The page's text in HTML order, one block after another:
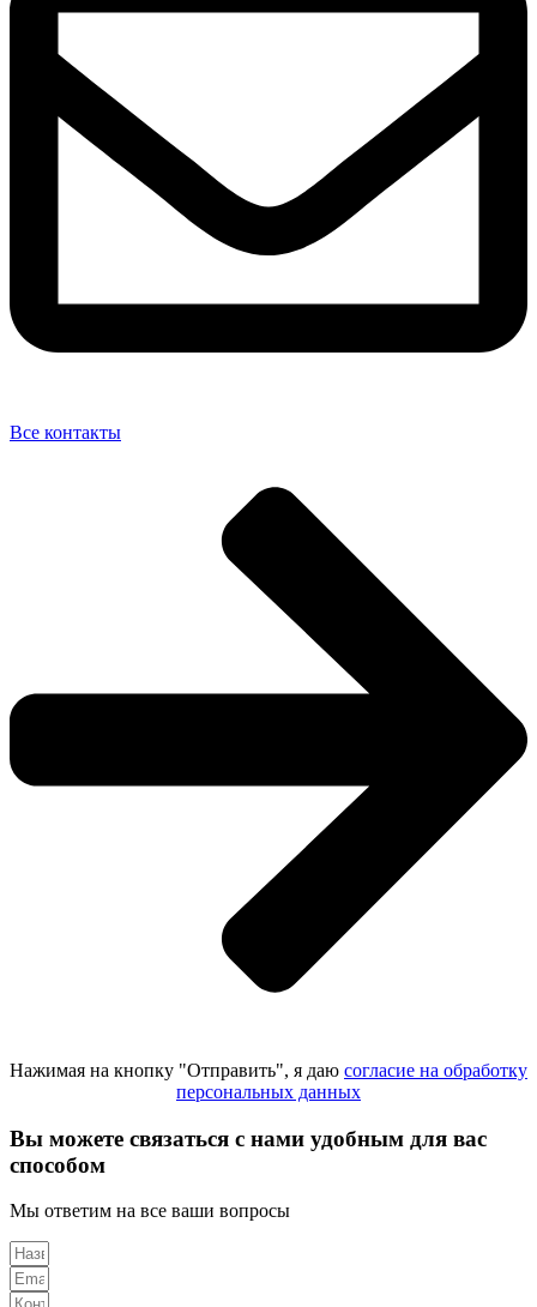
Все контакты
Нажимая на кнопку "Отправить", я даю согласие на обработку
персональных данных
Вы можете связаться с нами удобным для вас
способом
Мы ответим на все ваши вопросы